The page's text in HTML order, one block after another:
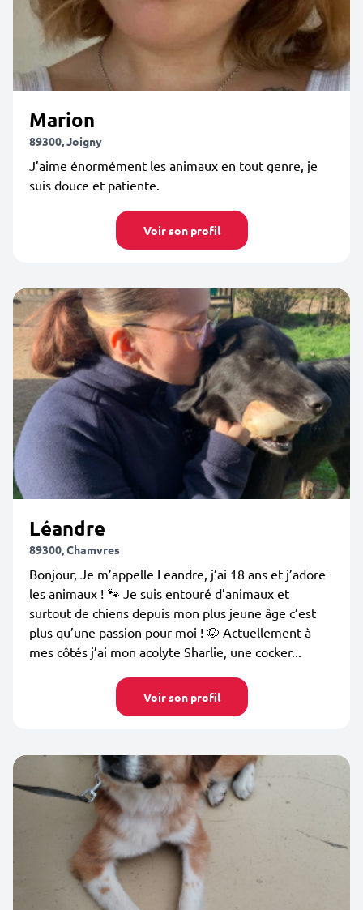
Marion
89300, Joigny
J’aime énormément les animaux en tout genre, je
suis douce et patiente.
Voir son profil
Léandre
89300, Chamvres
Bonjour, Je m’appelle Leandre, j’ai 18 ans et j’adore
les animaux ! 🐾 Je suis entouré d’animaux et
surtout de chiens depuis mon plus jeune âge c’est
plus qu’une passion pour moi ! 🐶 Actuellement à
mes côtés j’ai mon acolyte Sharlie, une cocker...
Voir son profil